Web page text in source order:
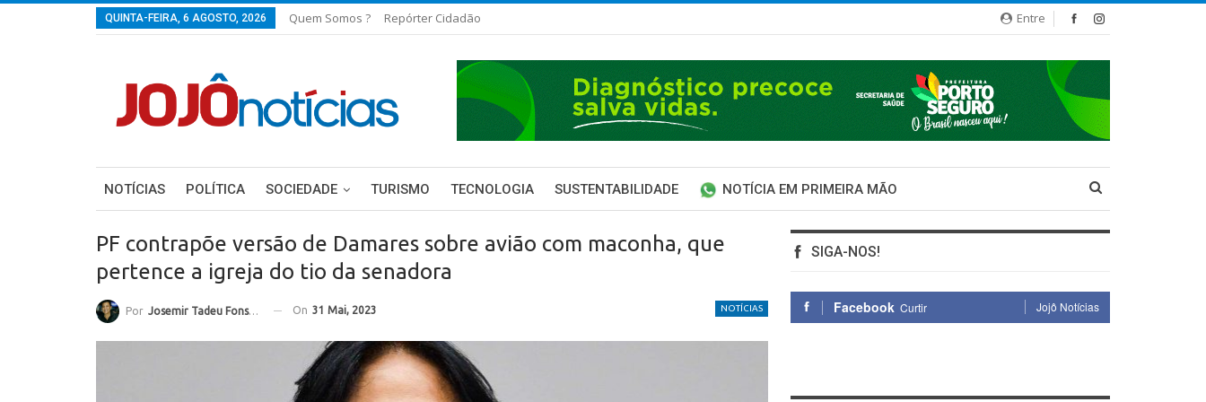
Entre
QUINTA-FEIRA, 6 AGOSTO, 2026 Quem Somos ? Repórter Cidadão
NOTÍCIAS POLÍTICA SOCIEDADE TURISMO TECNOLOGIA SUSTENTABILIDADE NOTÍCIA EM PRIMEIRA MÃO
PF contrapõe versão de Damares sobre avião com maconha, que
pertence a igreja do tio da senadora
NOTÍCIAS
Por Josemir Tadeu Fonseca On 31 Mai, 2023
SIGA-NOS!
Facebook Curtir Jojô Notícias